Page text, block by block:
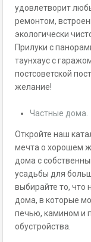
удовлетворит
ремонтом,
экологически
Прилуки с
таунхаус с
постсоветской
желание!
Частные дома
Откройте наш
мечта о хорошем
дома с
усадьбы для
выбирайте то, что
дома, в которые
печью, камином и
обустройства.